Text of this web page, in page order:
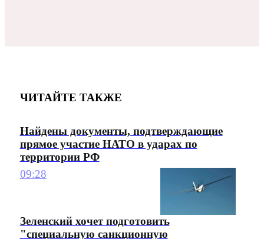
ЧИТАЙТЕ ТАКЖЕ
Найдены документы, подтверждающие
прямое участие НАТО в ударах по
территории РФ
09:28
Зеленский хочет подготовить
"специальную санкционную